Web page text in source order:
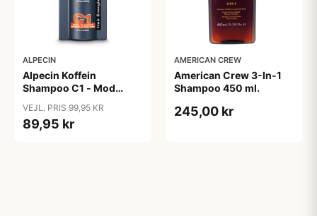
ALPECIN
Alpecin Koffein
Shampoo C1 - Mod
VEJL. PRIS 99,95 KR
89,95 kr
AMERICAN CREW
American Crew 3-In-1
Shampoo 450 ml.
245,00 kr